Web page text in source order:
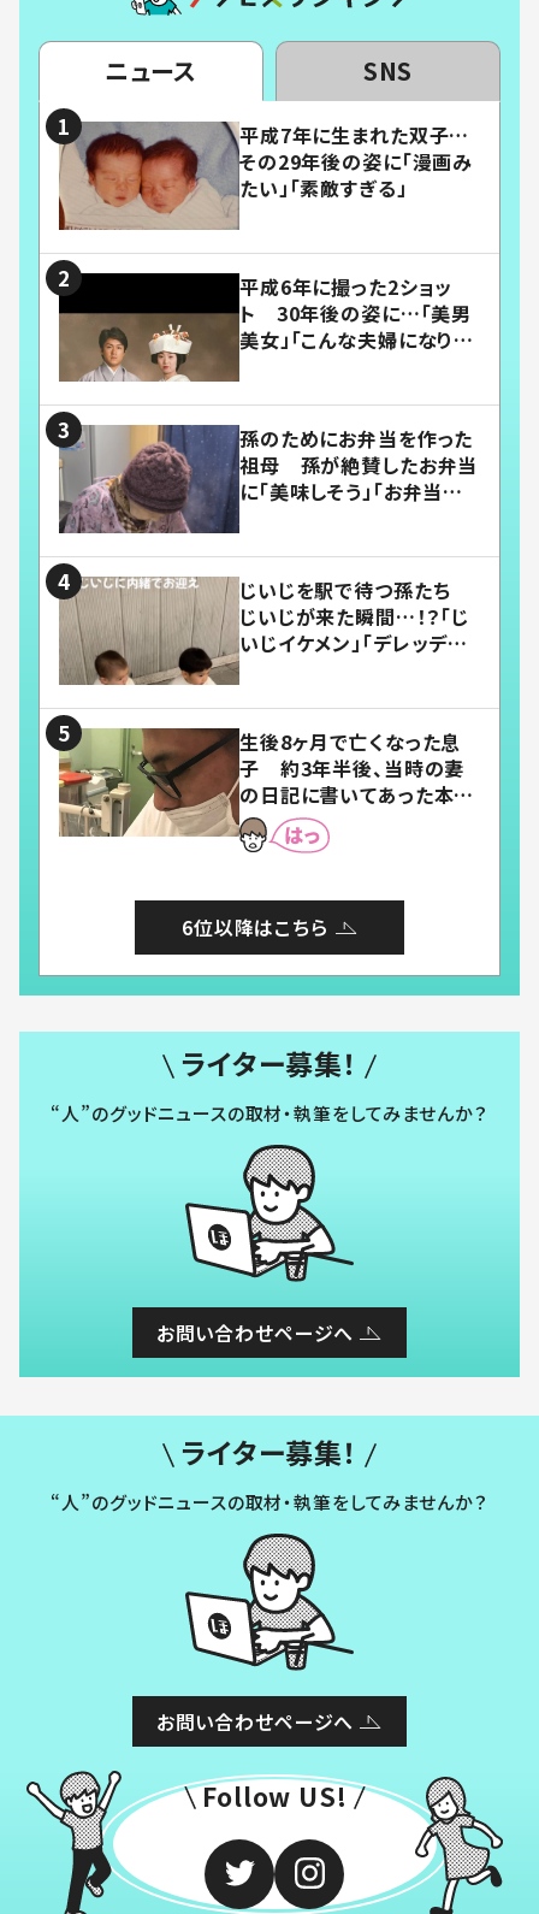
ニュース SNS
平成7年に生まれた双子…
その29年後の姿に「漫画み
たい」「素敵すぎる」
平成6年に撮った2ショッ
ト 30年後の姿に…「美男
美女」「こんな夫婦になりた
孫のためにお弁当を作った
祖母 孫が絶賛したお弁当
に「美味しそう」「お弁当すご
じいじを駅で待つ孫たち
じいじが来た瞬間…！？「じ
いじイケメン」「デレッデレ」
生後8ヶ月で亡くなった息
子 約3年半後、当時の妻
の日記に書いてあった本音
とは
6位以降はこちら
ライター募集！
“人”のグッドニュースの取材・執筆をしてみませんか？
お問い合わせページへ
ライター募集！
“人”のグッドニュースの取材・執筆をしてみませんか？
お問い合わせページへ
Follow US!